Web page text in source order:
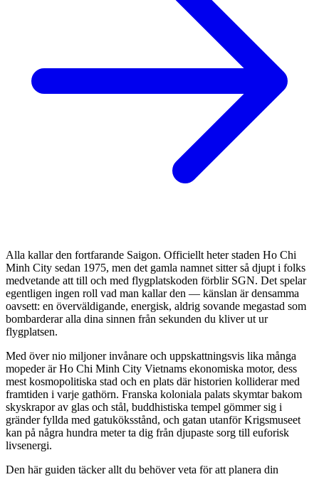
Alla kallar den fortfarande Saigon. Officiellt heter staden Ho Chi
Minh City sedan 1975, men det gamla namnet sitter så djupt i folks
medvetande att till och med flygplatskoden förblir SGN. Det spelar
egentligen ingen roll vad man kallar den — känslan är densamma
oavsett: en överväldigande, energisk, aldrig sovande megastad som
bombarderar alla dina sinnen från sekunden du kliver ut ur
flygplatsen.
Med över nio miljoner invånare och uppskattningsvis lika många
mopeder är Ho Chi Minh City Vietnams ekonomiska motor, dess
mest kosmopolitiska stad och en plats där historien kolliderar med
framtiden i varje gathörn. Franska koloniala palats skymtar bakom
skyskrapor av glas och stål, buddhistiska tempel gömmer sig i
gränder fyllda med gatuköksstånd, och gatan utanför Krigsmuseet
kan på några hundra meter ta dig från djupaste sorg till euforisk
livsenergi.
Den här guiden täcker allt du behöver veta för att planera din